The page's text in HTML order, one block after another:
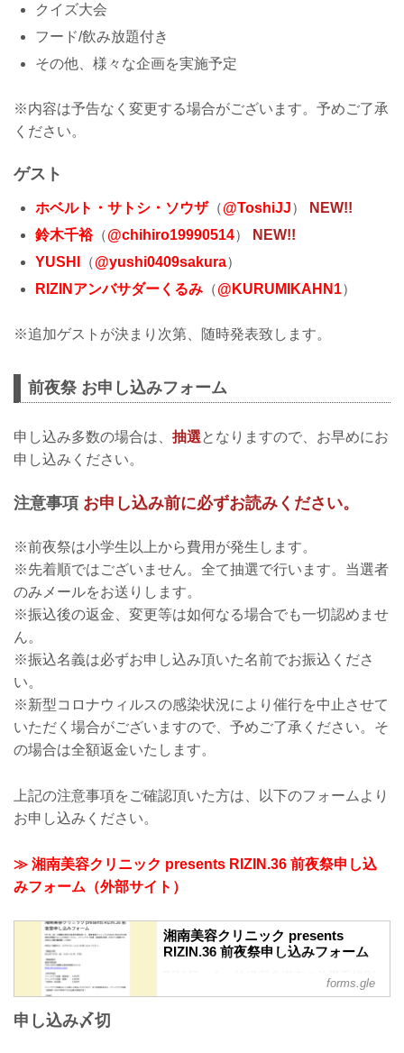
クイズ大会
フード/飲み放題付き
その他、様々な企画を実施予定
※内容は予告なく変更する場合がございます。予めご了承
ください。
ゲスト
ホベルト・サトシ・ソウザ（@ToshiJJ）
NEW!!
鈴木千裕（@chihiro19990514）
NEW!!
YUSHI
（@yushi0409sakura）
RIZINアンバサダーくるみ （@KURUMIKAHN1）
※追加ゲストが決まり次第、随時発表致します。
前夜祭 お申し込みフォーム
申し込み多数の場合は、 抽選となりますので、お早めにお
申し込みください。
注意事項 お申し込み前に必ずお読みください。
※前夜祭は小学生以上から費用が発生します。
※先着順ではございません。全て抽選で行います。当選者
のみメールをお送りします。
※振込後の返金、変更等は如何なる場合でも一切認めませ
ん。
※振込名義は必ずお申し込み頂いた名前でお振込くださ
い。
※新型コロナウィルスの感染状況により催行を中止させて
いただく場合がございますので、予めご了承ください。そ
の場合は全額返金いたします。
上記の注意事項をご確認頂いた方は、以下のフォームより
お申し込みください。
≫ 湘南美容クリニック presents RIZIN.36 前夜祭申し込
みフォーム（外部サイト）
湘南美容クリニック presents
RIZIN.36 前夜祭申し込みフォーム
7月1日（金）沖縄県糸満市の首里天楼別
邸にて、湘南美容クリニック presents
forms.gle
申し込み〆切